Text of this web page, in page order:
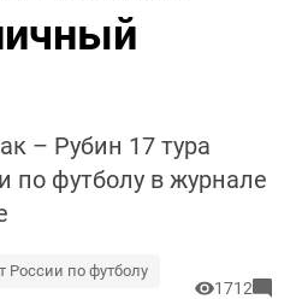
– Рубин 17 тура
по футболу в журнале
России по футболу
1712